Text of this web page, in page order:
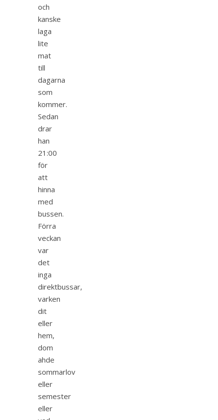
och
kanske
laga
lite
mat
till
dagarna
som
kommer.
Sedan
drar
han
21:00
för
att
hinna
med
bussen.
Förra
veckan
var
det
inga
direktbussar,
varken
dit
eller
hem,
dom
ahde
sommarlov
eller
semester
eller